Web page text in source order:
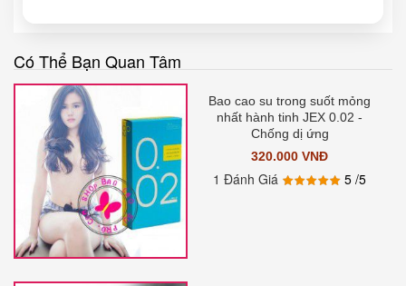
Có Thể Bạn Quan Tâm
Bao cao su trong suốt mỏng
nhất hành tinh JEX 0.02 -
Chống dị ứng
320.000 VNĐ
1 Đánh Giá 5/5